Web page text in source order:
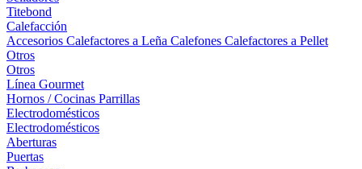
Titebond
Calefacción
Accesorios Calefactores a Leña Calefones Calefactores a Pellet
Otros
Otros
Línea Gourmet
Hornos / Cocinas Parrillas
Electrodomésticos
Electrodomésticos
Aberturas
Puertas